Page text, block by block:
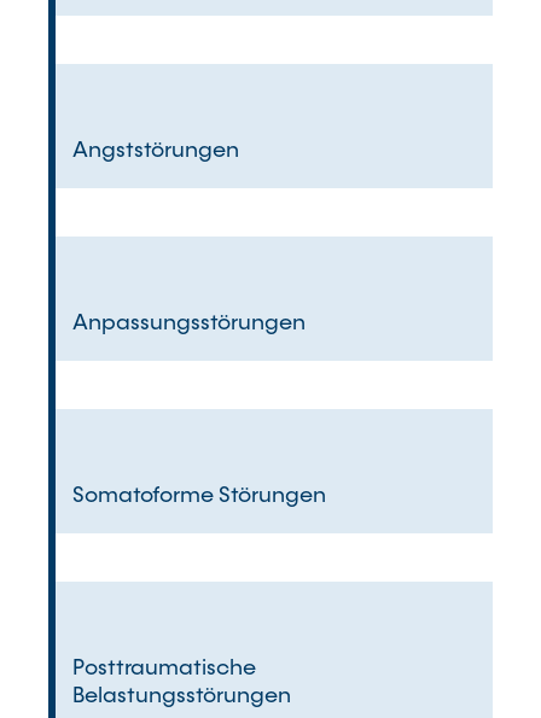
Angststörungen
Anpassungsstörungen
Somatoforme Störungen
Posttraumatische
Belastungsstörungen